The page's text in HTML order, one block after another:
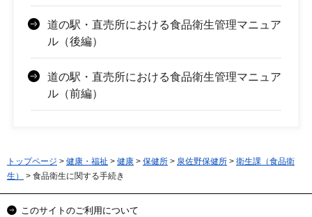
道の駅・直売所における食品衛生管理マニュア
ル（後編）
道の駅・直売所における食品衛生管理マニュア
ル（前編）
トップページ > 健康・福祉 > 健康 > 保健所 > 泉佐野保健所 > 衛生課（食品衛
生）
> 食品衛生に関する手続き
このサイトのご利用について